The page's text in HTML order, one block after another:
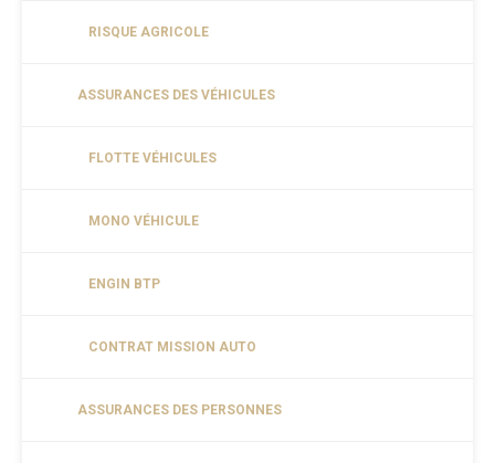
RISQUE AGRICOLE
ASSURANCES DES VÉHICULES
FLOTTE VÉHICULES
MONO VÉHICULE
ENGIN BTP
CONTRAT MISSION AUTO
ASSURANCES DES PERSONNES